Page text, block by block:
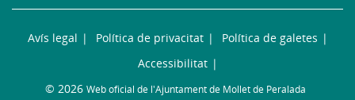
Avís legal Política de privacitat
Política de galetes
Accessibilitat
© 2026 Web oficial de l'Ajuntament de Mollet de Peralada